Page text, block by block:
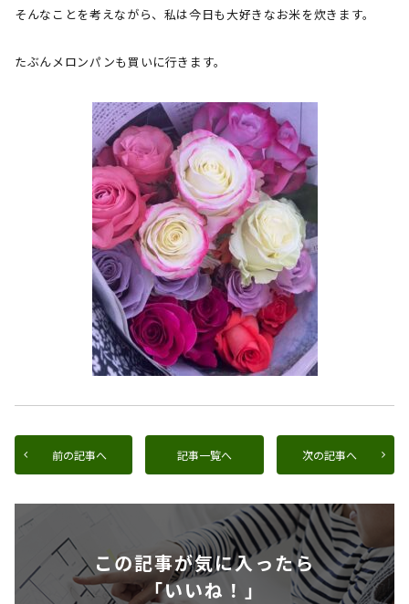
そんなことを考えながら、私は今日も大好きなお米を炊きます。
たぶんメロンパンも買いに行きます。
前の記事へ 記事一覧へ 次の記事へ
この記事が気に入ったら
「いいね！」